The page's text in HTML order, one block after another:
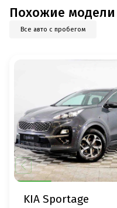
Похожие модели
Все авто с пробегом
KIA Sportage